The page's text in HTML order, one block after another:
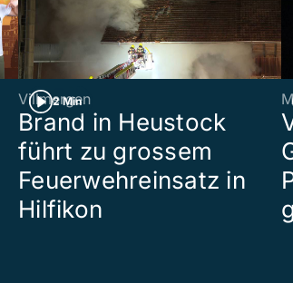
2 Min
Villmergen
Brand in Heustock
führt zu grossem
Feuerwehreinsatz in
Hilfikon